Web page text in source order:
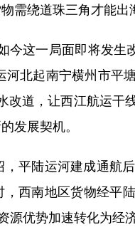
需绕道珠三角才能出
这一局面即将发生
北起南宁横州市平
改道，让西江航运干
发展契机。
陆运河建成通航
西南地区货物经平
优势加速转化为经